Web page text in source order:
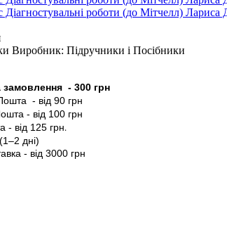
Виробник: Підручники і Посібники
замовлення - 300 грн
- від 90 грн
- від 100 грн
- від 125 грн.
дні)
- від 3000 грн